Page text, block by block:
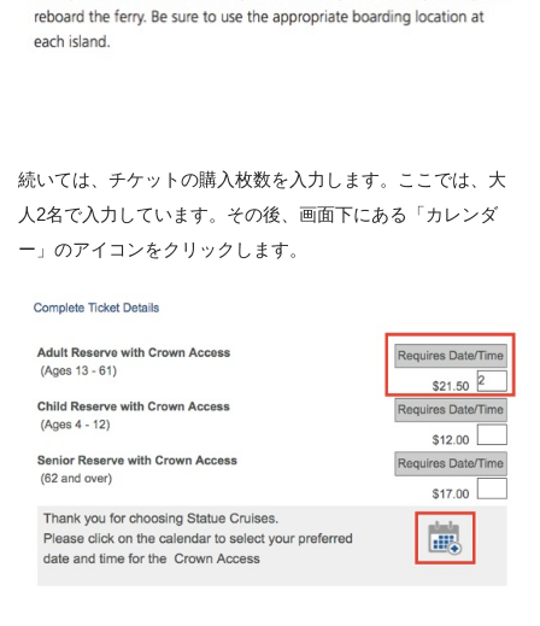
続いては、チケットの購入枚数を入力します。ここでは、大
人2名で入力しています。その後、画面下にある「カレンダ
ー」のアイコンをクリックします。